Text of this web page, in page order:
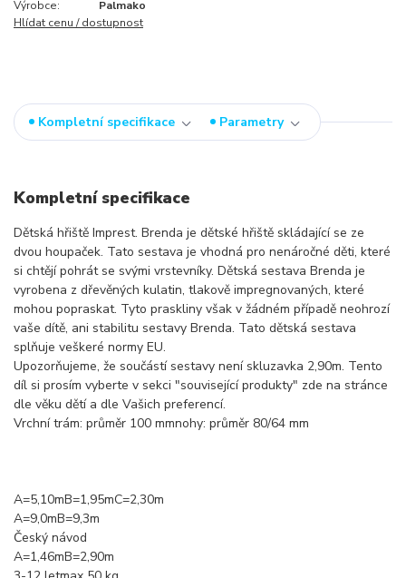
Výrobce:
Palmako
Hlídat cenu / dostupnost
Kompletní specifikace Parametry
Kompletní specifikace
Dětská hřiště Imprest. Brenda je dětské hřiště skládající se ze
dvou houpaček. Tato sestava je vhodná pro nenáročné děti, které
si chtějí pohrát se svými vrstevníky. Dětská sestava Brenda je
vyrobena z dřevěných kulatin, tlakově impregnovaných, které
mohou popraskat. Tyto praskliny však v žádném případě neohrozí
vaše dítě, ani stabilitu sestavy Brenda. Tato dětská sestava
splňuje veškeré normy EU.
Upozorňujeme, že součástí sestavy není skluzavka 2,90m. Tento
díl si prosím vyberte v sekci "související produkty" zde na stránce
dle věku dětí a dle Vašich preferencí.
Vrchní trám: průměr 100 mmnohy: průměr 80/64 mm
A=5,10mB=1,95mC=2,30m
A=9,0mB=9,3m
Český návod
A=1,46mB=2,90m